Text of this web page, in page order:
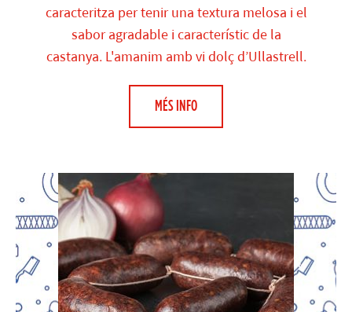
caracteritza per tenir una textura melosa i el
sabor agradable i característic de la
castanya. L'amanim amb vi dolç d’Ullastrell.
MÉS INFO